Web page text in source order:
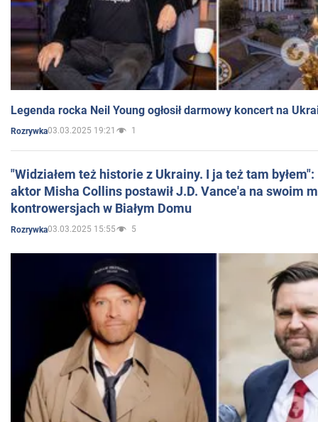
Legenda rocka Neil Young ogłosił darmowy koncert na
Rozrywka03.03.2025 19:21 1
"Widziałem też historie z Ukrainy. I ja też tam
aktor Misha Collins postawił J.D. Vance'a na swoim
kontrowersjach w Białym Domu
Rozrywka03.03.2025 15:55 5